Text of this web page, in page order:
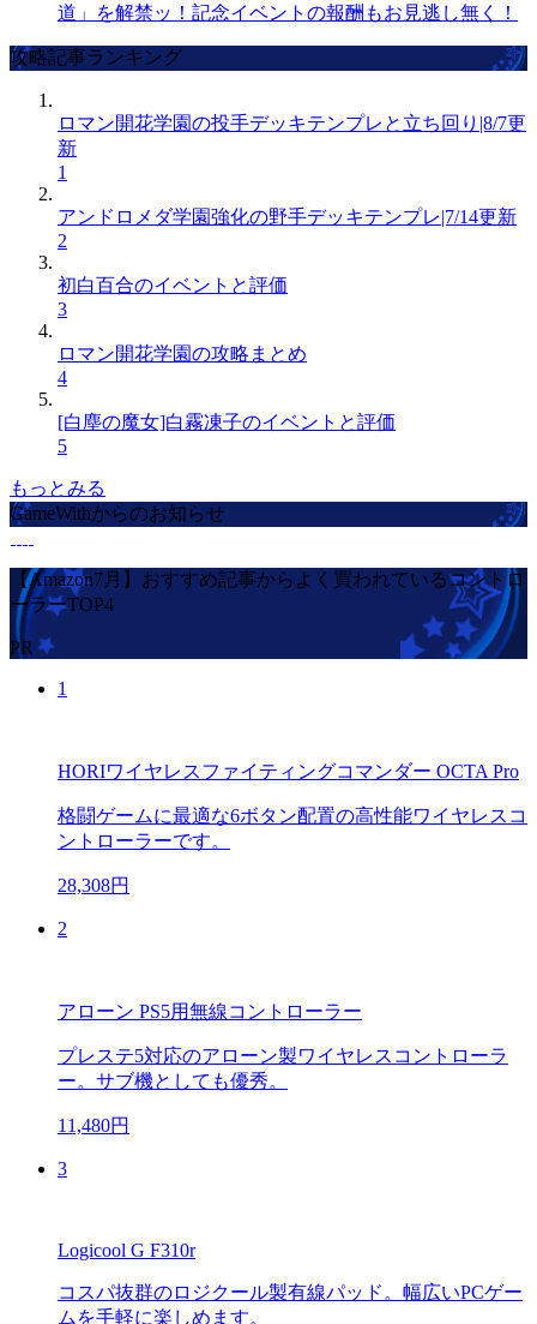
道」を解禁ッ！記念イベントの報酬もお見逃し無く！
攻略記事ランキング
ロマン開花学園の投手デッキテンプレと立ち回り|8/7更
新
1
アンドロメダ学園強化の野手デッキテンプレ|7/14更新
2
初白百合のイベントと評価
3
ロマン開花学園の攻略まとめ
4
[白塵の魔女]白霧凍子のイベントと評価
5
もっとみる
GameWithからのお知らせ
【Amazon7月】おすすめ記事からよく買われているコントロ
ーラーTOP4
PR
1
HORIワイヤレスファイティングコマンダー OCTA Pro
格闘ゲームに最適な6ボタン配置の高性能ワイヤレスコ
ントローラーです。
28,308円
2
アローン PS5用無線コントローラー
プレステ5対応のアローン製ワイヤレスコントローラ
ー。サブ機としても優秀。
11,480円
3
Logicool G F310r
コスパ抜群のロジクール製有線パッド。幅広いPCゲー
ムを手軽に楽しめます。